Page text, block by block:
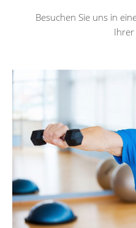
Besuchen Sie uns in
Ihrer